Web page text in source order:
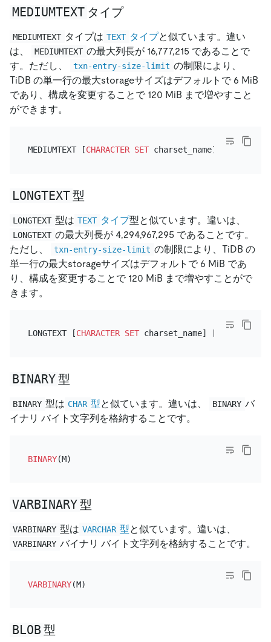
MEDIUMTEXT タイプ
MEDIUMTEXT タイプは TEXT タイプと似ています。違い
は、
MEDIUMTEXT の最大列長が 16,777,215 であることで
す。ただし、
txn-entry-size-limit の制限により、
TiDB の単一行の最大storageサイズはデフォルトで 6 MiB
であり、構成を変更することで 120 MiB まで増やすこと
ができます。
MEDIUMTEXT [CHARACTER SET charset_name] [ COLLATE
LONGTEXT型
LONGTEXT 型は TEXT タイプ型と似ています。違いは、
LONGTEXT の最大列長が 4,294,967,295 であることです。
ただし、
txn-entry-size-limit の制限により、TiDB の
単一行の最大storageサイズはデフォルトで 6 MiB であ
り、構成を変更することで 120 MiB まで増やすことがで
きます。
LONGTEXT [CHARACTER SET charset_name] [ COLLATE
BINARY型
BINARY 型は CHAR 型と似ています。違いは、 BINARY バ
イナリ バイト文字列を格納することです。
BINARY
VARBINARY型
VARBINARY 型は VARCHAR 型と似ています。違いは、
VARBINARY バイナリ バイト文字列を格納することです。
VARBINARY
BLOB 型